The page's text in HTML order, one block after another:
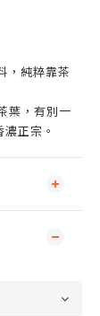
，純粹靠茶
葉，有別一
正宗。